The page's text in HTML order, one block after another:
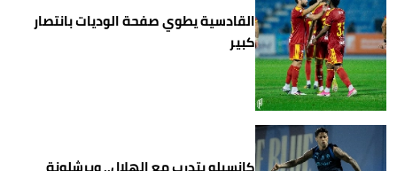
القادسية يطوي صفحة الوديات بانتصار
كبير